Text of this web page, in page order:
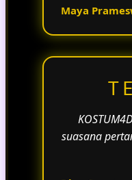
Maya
suasana